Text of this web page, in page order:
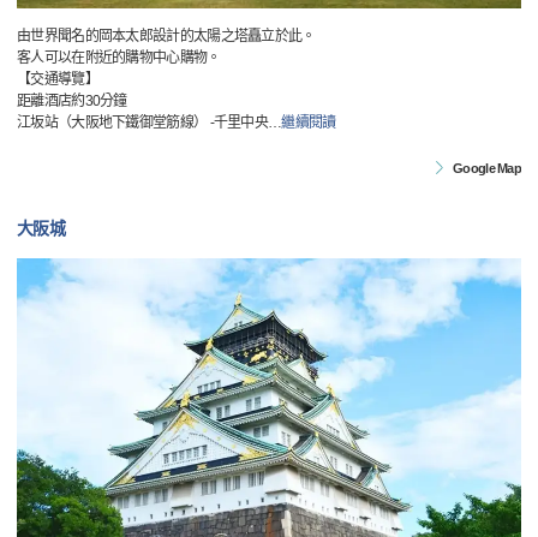
由世界聞名的岡本太郎設計的太陽之塔矗立於此。
客人可以在附近的購物中心購物。
【交通導覽】
距離酒店約30分鐘
江坂站（大阪地下鐵御堂筋線） -千里中央…繼續閱讀
Google Map
大阪城